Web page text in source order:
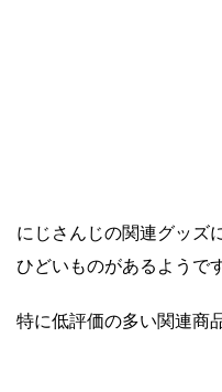
にじさんじの関連グッズ
ひどいものがあるようです
特に低評価の多い関連商